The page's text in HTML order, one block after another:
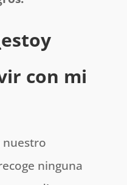
con mi
nuestro
ninguna